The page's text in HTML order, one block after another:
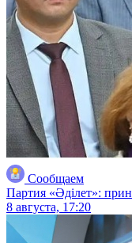
Сообщаем
Партия «Әділет»:
8 августа, 17:20